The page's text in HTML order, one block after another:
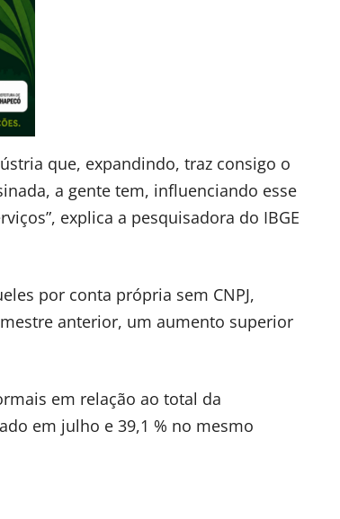
que, expandindo, traz consigo o
a gente tem, influenciando esse
explica a pesquisadora do IBGE
por conta própria sem CNPJ,
anterior, um aumento superior
em relação ao total da
em julho e 39,1 % no mesmo